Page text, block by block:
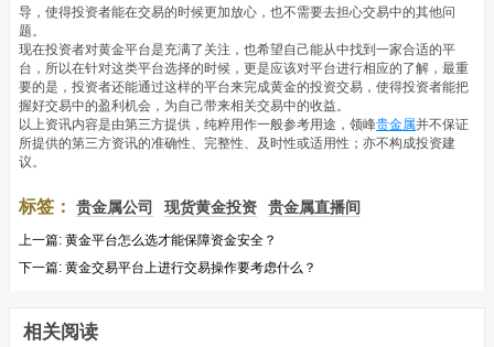
导，使得投资者能在交易的时候更加放心，也不需要去担心交易中的其他问
题。
现在投资者对黄金平台是充满了关注，也希望自己能从中找到一家合适的平
台，所以在针对这类平台选择的时候，更是应该对平台进行相应的了解，最重
要的是，投资者还能通过这样的平台来完成黄金的投资交易，使得投资者能把
握好交易中的盈利机会，为自己带来相关交易中的收益。
以上资讯内容是由第三方提供，纯粹用作一般参考用途，领峰贵金属并不保证
所提供的第三方资讯的准确性、完整性、及时性或适用性；亦不构成投资建
议。
标签： 贵金属公司 现货黄金投资 贵金属直播间
上一篇: 黄金平台怎么选才能保障资金安全？
下一篇: 黄金交易平台上进行交易操作要考虑什么？
相关阅读